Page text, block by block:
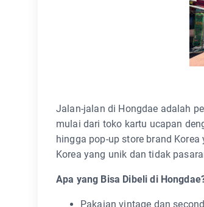
Jalan-jalan di Hongdae adalah
mulai dari toko kartu ucapan
hingga pop-up store brand
Korea yang unik dan tidak
Apa yang Bisa Dibeli di
Pakaian vintage dan